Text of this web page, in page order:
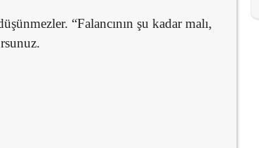
“Falancının şu kadar malı,